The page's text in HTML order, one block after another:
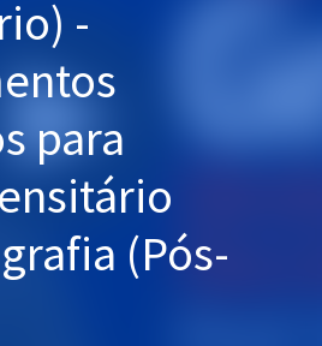
-
para
(Pós-